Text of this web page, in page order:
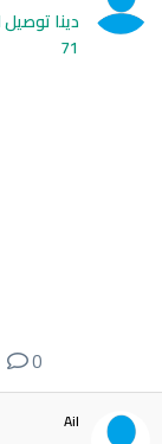
71
0
Ail